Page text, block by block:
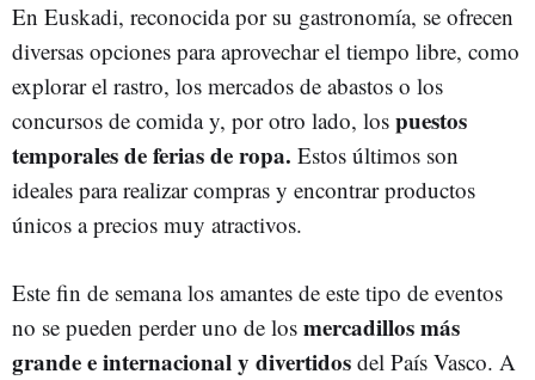
En Euskadi, reconocida por su gastronomía, se ofrecen
diversas opciones para aprovechar el tiempo libre, como
explorar el rastro, los mercados de abastos o los
concursos de comida y, por otro lado, los puestos
temporales de ferias de ropa. Estos últimos son
ideales para realizar compras y encontrar productos
únicos a precios muy atractivos.
Este fin de semana los amantes de este tipo de eventos
no se pueden perder uno de los mercadillos más
grande e internacional y divertidos del País Vasco. A